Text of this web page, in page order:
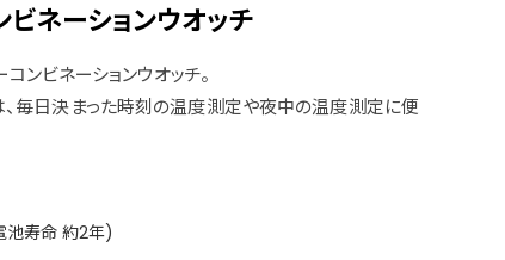
ネーションウオッチ
ンビネーションウオッチ。
毎日決まった時刻の温度測定や夜中の温度測定に便
寿命 約2年)